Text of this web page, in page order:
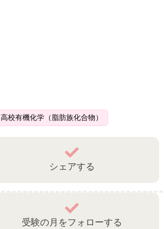
高校有機化学（脂肪族化合物）
シェアする
受験の月をフォローする